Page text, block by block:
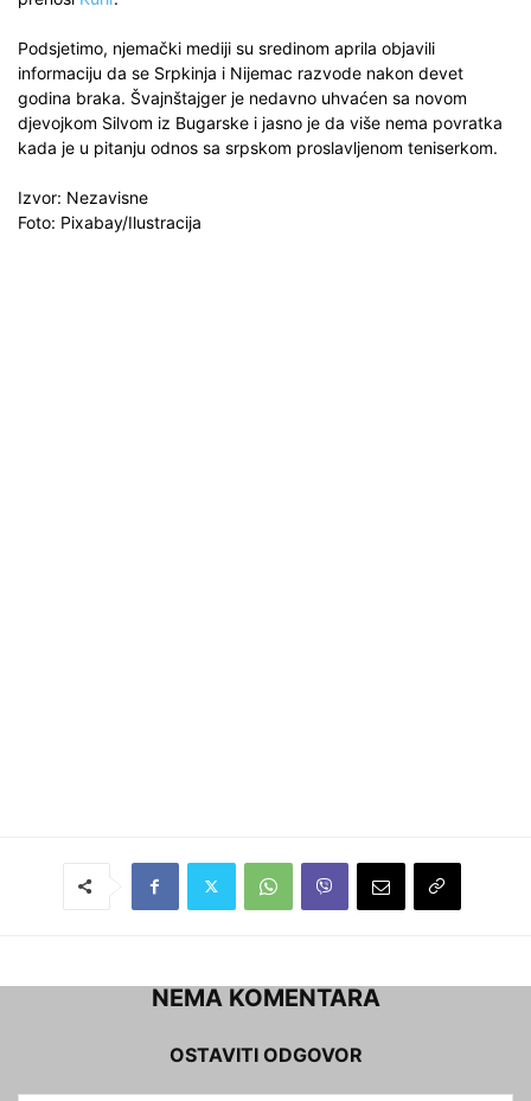
Podsjetimo, njemački mediji su sredinom aprila objavili
informaciju da se Srpkinja i Nijemac razvode nakon devet
godina braka. Švajnštajger je nedavno uhvaćen sa novom
djevojkom Silvom iz Bugarske i jasno je da više nema povratka
kada je u pitanju odnos sa srpskom proslavljenom teniserkom.
Izvor: Nezavisne
Foto: Pixabay/Ilustracija
NEMA KOMENTARA
OSTAVITI ODGOVOR